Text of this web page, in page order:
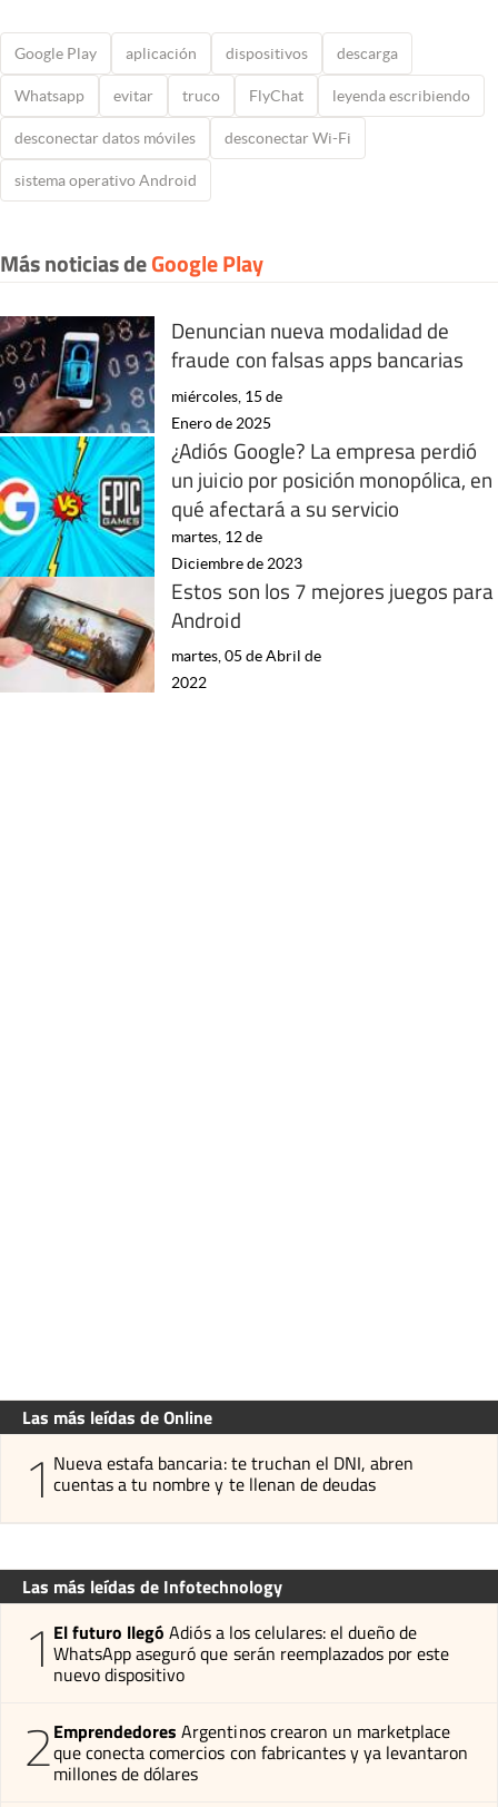
Google Play aplicación dispositivos descarga
Whatsapp evitar truco FlyChat leyenda escribiendo
desconectar datos móviles desconectar Wi-Fi
sistema operativo Android
Más noticias deGoogle Play
Denuncian nueva modalidad de
fraude con falsas apps bancarias
miércoles, 15 de
Enero de 2025
¿Adiós Google? La empresa perdió
un juicio por posición monopólica, en
qué afectará a su servicio
martes, 12 de
Diciembre de 2023
Estos son los 7 mejores juegos para
Android
martes, 05 de Abril de
2022
Las más leídas de Online
1 Nueva estafa bancaria: te truchan el DNI, abren
cuentas a tu nombre y te llenan de deudas
Las más leídas de Infotechnology
1 El futuro llegó Adiós a los celulares: el dueño de
WhatsApp aseguró que serán reemplazados por este
nuevo dispositivo
2Emprendedores Argentinos crearon un marketplace
que conecta comercios con fabricantes y ya levantaron
millones de dólares